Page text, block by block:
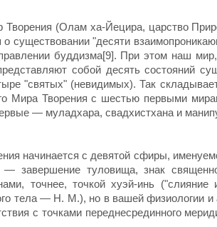
Творения (Олам ха-Йецира, царство
о существовании "десяти
буддизма[9]. При этом наш
собой десять состояний
"святых" (невидимых). Так
Мира Творения с шестью первыми
— муладхара, свадхистхана и
начинается с девятой сфиры,
завершение туловища, знак
точнее, точкой хуэй-инь
тела — Н. М.), но в вашей физиологии и
с точками переднесрединного